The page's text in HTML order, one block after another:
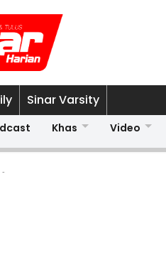
Sinar Varsity
Khas Video
-